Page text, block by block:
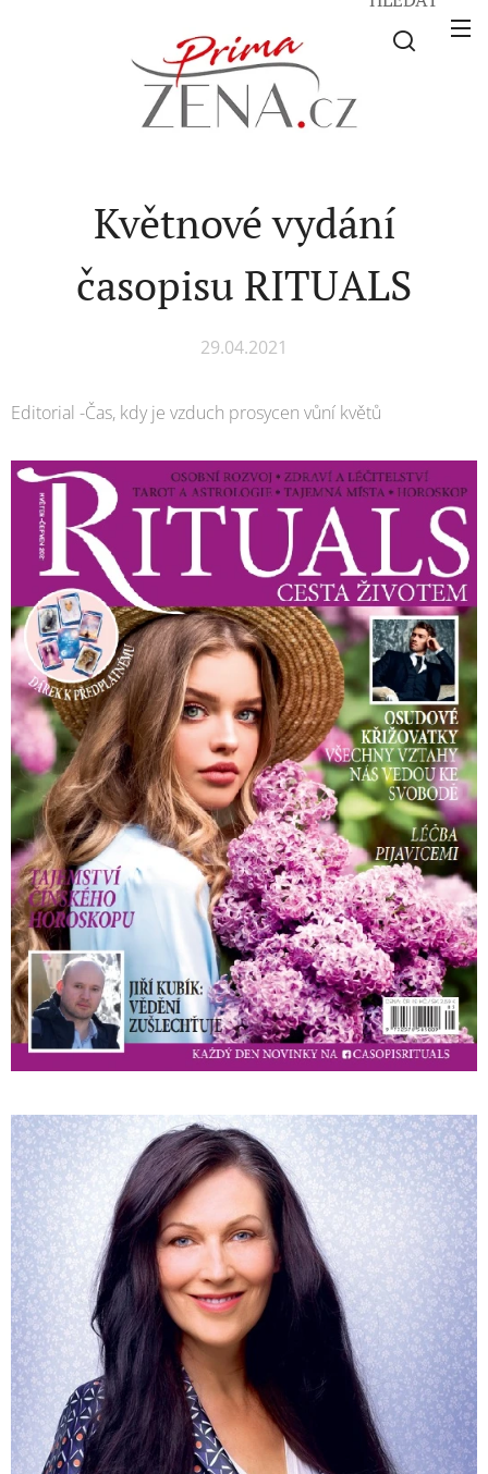
Květnové vydání
časopisu RITUALS
29.04.2021
Editorial -Čas, kdy je vzduch prosycen vůní květů